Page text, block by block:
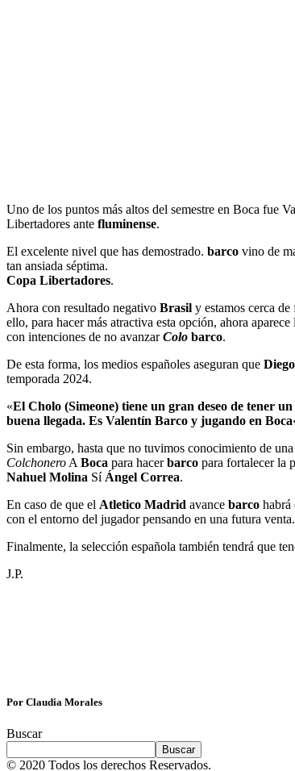
Uno de los puntos más altos del semestre en Boca fue
Libertadores ante fluminense.
El excelente nivel que has demostrado. barco vino de
tan ansiada séptima.
Copa Libertadores.
Ahora con resultado negativo Brasil y estamos cerca
ello, para hacer más atractiva esta opción, ahora aparece
con intenciones de no avanzarColo barco.
De esta forma, los medios españoles aseguran que
temporada 2024.
«El Cholo (Simeone) tiene un gran deseo de tener
buena llegada. Es Valentín Barco y jugando en Boca
Sin embargo, hasta que no tuvimos conocimiento de
Colchonero A Boca para hacerbarco para fortalecer la
Nahuel Molina Sí Ángel Correa.
En caso de que el Atletico Madrid avance barco habrá
con el entorno del jugador pensando en una futura venta.
Finalmente, la selección española también tendrá que
J.P.
Por Claudia Morales
Buscar
Buscar
© 2020 Todos los derechos Reservados.